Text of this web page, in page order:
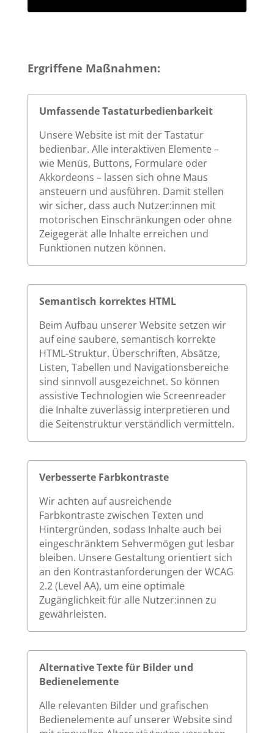
Ergriffene Maßnahmen:
Umfassende Tastaturbedienbarkeit
Unsere Website ist mit der Tastatur
bedienbar. Alle interaktiven Elemente –
wie Menüs, Buttons, Formulare oder
Akkordeons – lassen sich ohne Maus
ansteuern und ausführen. Damit stellen
wir sicher, dass auch Nutzer:innen mit
motorischen Einschränkungen oder ohne
Zeigegerät alle Inhalte erreichen und
Funktionen nutzen können.
Semantisch korrektes HTML
Beim Aufbau unserer Website setzen wir
auf eine saubere, semantisch korrekte
HTML-Struktur. Überschriften, Absätze,
Listen, Tabellen und Navigationsbereiche
sind sinnvoll ausgezeichnet. So können
assistive Technologien wie Screenreader
die Inhalte zuverlässig interpretieren und
die Seitenstruktur verständlich vermitteln.
Verbesserte Farbkontraste
Wir achten auf ausreichende
Farbkontraste zwischen Texten und
Hintergründen, sodass Inhalte auch bei
eingeschränktem Sehvermögen gut lesbar
bleiben. Unsere Gestaltung orientiert sich
an den Kontrastanforderungen der WCAG
2.2 (Level AA), um eine optimale
Zugänglichkeit für alle Nutzer:innen zu
gewährleisten.
Alternative Texte für Bilder und
Bedienelemente
Alle relevanten Bilder und grafischen
Bedienelemente auf unserer Website sind